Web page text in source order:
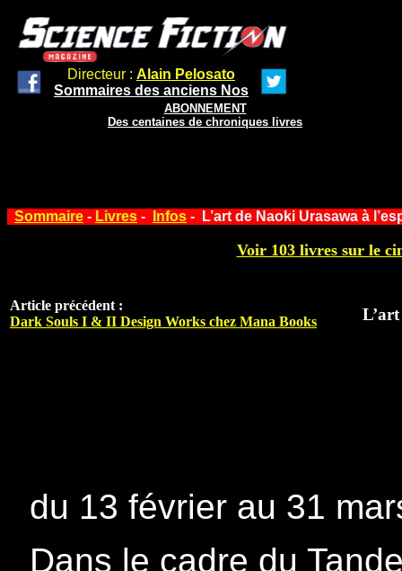
Directeur : Alain Pelosato
Sommaires des anciens Nos
ABONNEMENT
Des centaines de chroniques livres
Sommaire - Livres - Infos - L’art de Naoki Urasawa à
Voir 103 livres sur le
Article précédent :
Dark Souls I & II Design Works chez Mana Books
du 13 février au 31
Dans le cadre du